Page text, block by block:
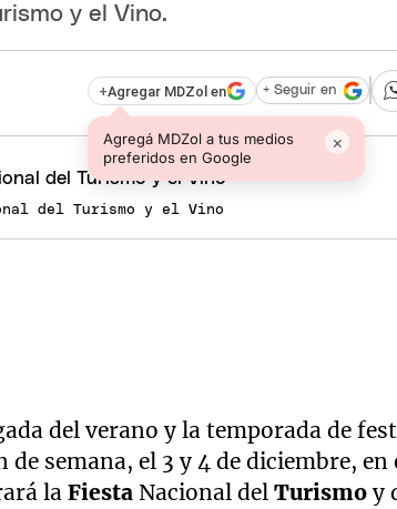
y el Vino.
+Agregar MDZol en
Agregá MDZol a tus medios
preferidos en Google
×
+ Seguir en
del Turismo y el Vino
del verano y la temporada de
semana, el 3 y 4 de diciembre, en
laFiesta Nacional delTurismoy